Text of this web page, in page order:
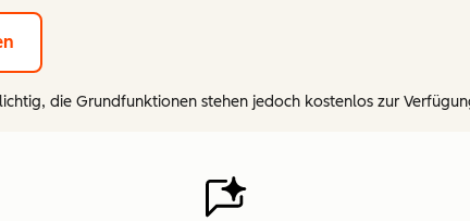
die Grundfunktionen stehen jedoch kostenlos zur